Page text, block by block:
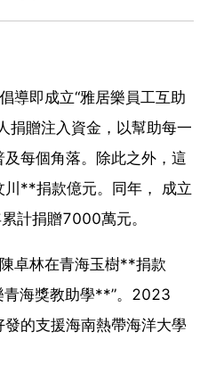
導即成立“雅居樂員工互助
捐贈注入資金，以幫助每一
每個角落。除此之外，這
**捐款億元。同年， 成立
計捐贈7000萬元。
卓林在青海玉樹**捐款
青海獎教助學**”。2023
的支援海南熱帶海洋大學